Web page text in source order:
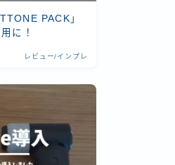
PACK」
に！
レビュー/インプレ